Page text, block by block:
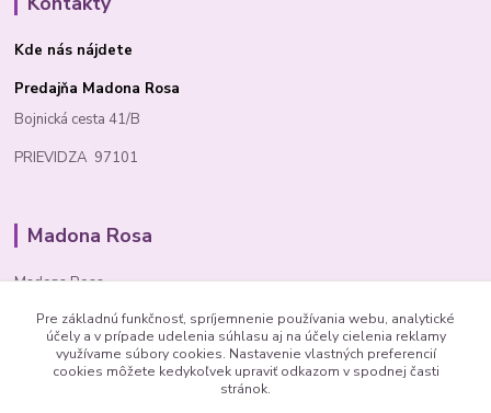
Kde nás nájdete
Predajňa Madona Rosa
Bojnická cesta 41/B
PRIEVIDZA 97101
Madona Rosa
Madona Rosa
Richard
+421 905 276 211
Pre základnú funkčnosť, spríjemnenie používania webu, analytické
účely a v prípade udelenia súhlasu aj na účely cielenia reklamy
využívame súbory cookies. Nastavenie vlastných preferencií
cookies môžete kedykoľvek upraviť odkazom v spodnej časti
stránok.